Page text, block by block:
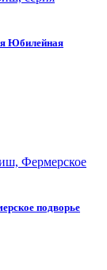
Юбилейная
подворье